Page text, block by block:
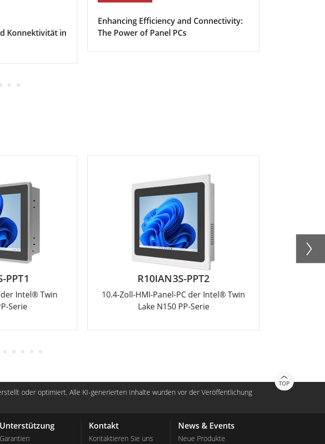
Konnektivität in
Enhancing Efficiency and Connectivity:
The Power of Panel PCs
PPT1
der Intel® Twin
Serie
R10IAN3S-PPT2
10.4-Zoll-HMI-Panel-PC der Intel® Twin
Lake N150 PP-Serie
TOP
oder optimiert. Alle KI-generierten Inhalte wurden vor der Veröffentlichung
Unterstützung
Garantien
Kontakt
Kontaktieren Sie uns
News & Events
Neue Produkte